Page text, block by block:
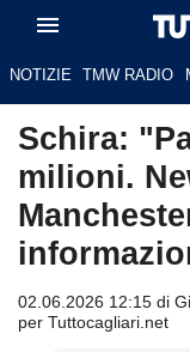
NOTIZIE TMW RADIO
Schira:
milioni.
02.06.2026 12:15 di
per Tuttocagliari.net